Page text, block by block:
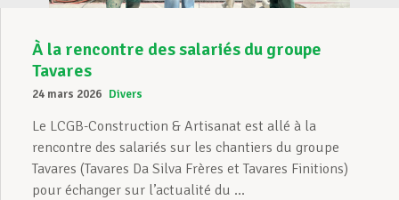
À la rencontre des salariés du groupe
Tavares
24 mars 2026 Divers
Le LCGB-Construction & Artisanat est allé à la
rencontre des salariés sur les chantiers du groupe
Tavares (Tavares Da Silva Frères et Tavares Finitions)
pour échanger sur l’actualité du ...